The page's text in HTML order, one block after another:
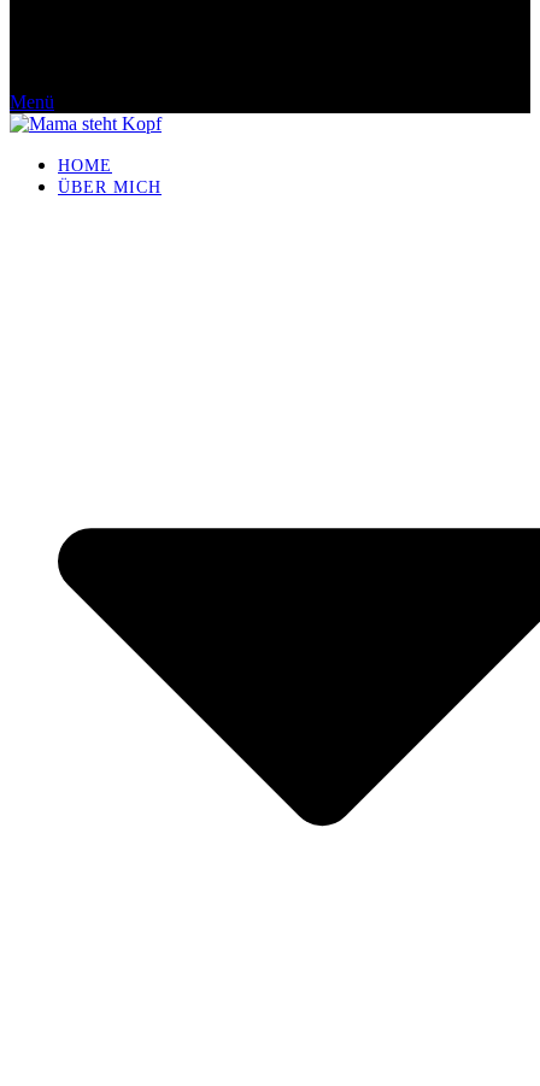
Menü
HOME
ÜBER MICH